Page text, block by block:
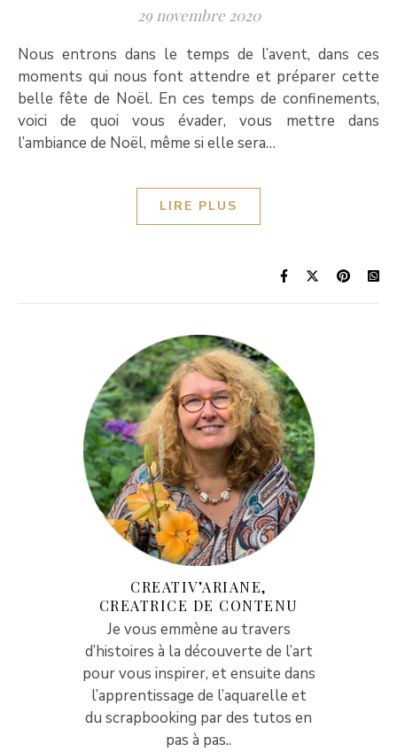
29 novembre 2020
Nous entrons dans le temps de l’avent, dans ces
moments qui nous font attendre et préparer cette
belle fête de Noël. En ces temps de confinements,
voici de quoi vous évader, vous mettre dans
l’ambiance de Noël, même si elle sera…
LIRE PLUS
CREATIV’ARIANE,
CREATRICE DE CONTENU
Je vous emmène au travers
d’histoires à la découverte de l’art
pour vous inspirer, et ensuite dans
l’apprentissage de l’aquarelle et
du scrapbooking par des tutos en
pas à pas..